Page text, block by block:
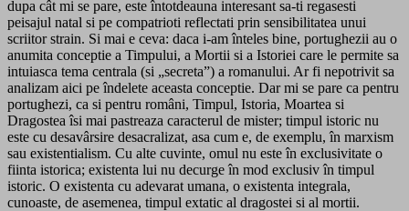
dupa cât mi se pare, este întotdeauna interesant sa-ti regasesti
peisajul natal si pe compatrioti reflectati prin sensibilitatea unui
scriitor strain. Si mai e ceva: daca i-am înteles bine, portughezii au o
anumita conceptie a Timpului, a Mortii si a Istoriei care le permite sa
intuiasca tema centrala (si „secreta”) a romanului. Ar fi nepotrivit sa
analizam aici pe îndelete aceasta conceptie. Dar mi se pare ca pentru
portughezi, ca si pentru români, Timpul, Istoria, Moartea si
Dragostea îsi mai pastreaza caracterul de mister; timpul istoric nu
este cu desavârsire desacralizat, asa cum e, de exemplu, în marxism
sau existentialism. Cu alte cuvinte, omul nu este în exclusivitate o
fiinta istorica; existenta lui nu decurge în mod exclusiv în timpul
istoric. O existenta cu adevarat umana, o existenta integrala,
cunoaste, de asemenea, timpul extatic al dragostei si al mortii.